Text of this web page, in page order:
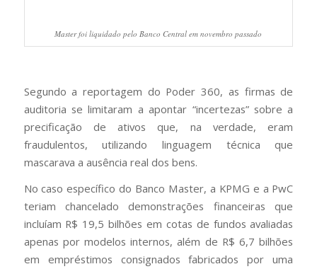
Master foi liquidado pelo Banco Central em novembro passado
Segundo a reportagem do Poder 360, as firmas de
auditoria se limitaram a apontar “incertezas” sobre a
precificação de ativos que, na verdade, eram
fraudulentos, utilizando linguagem técnica que
mascarava a ausência real dos bens.
No caso específico do Banco Master, a KPMG e a PwC
teriam chancelado demonstrações financeiras que
incluíam R$ 19,5 bilhões em cotas de fundos avaliadas
apenas por modelos internos, além de R$ 6,7 bilhões
em empréstimos consignados fabricados por uma